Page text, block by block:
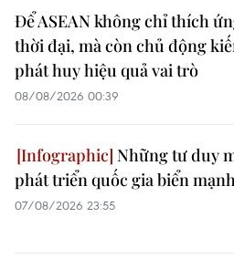
Để ASEAN không chỉ thích
thời đại, mà còn chủ động
phát huy hiệu quả vai trò
08/08/2026 00:39
Những tư duy
phát triển quốc gia biển mạnh
07/08/2026 23:55